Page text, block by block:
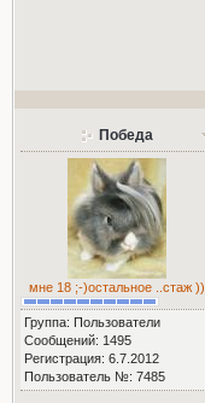
Победа
мне 18 ;-)остальное ..стаж ))
Группа: Пользователи
Сообщений: 1495
Регистрация: 6.7.2012
Пользователь №: 7485